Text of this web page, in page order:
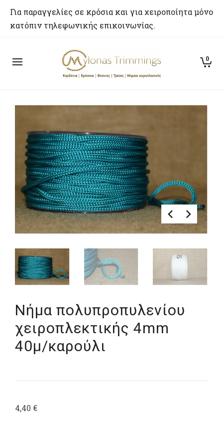
Για παραγγελίες σε κρόσια και για χειροποίητα μόνο
κατόπιν τηλεφωνικής επικοινωνίας.
0
Νήμα πολυπροπυλενίου
χειροπλεκτικής 4mm
40μ/καρούλι
4,40 €